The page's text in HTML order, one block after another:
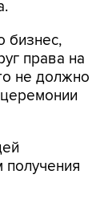
бизнес,
права на
не должно
получения